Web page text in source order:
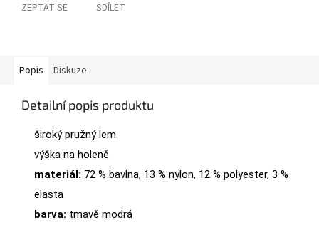
ZEPTAT SE SDÍLET
Popis Diskuze
Detailní popis produktu
široký pružný lem
výška na holeně
materiál: 72 % bavlna, 13 % nylon, 12 % polyester, 3 %
elasta
barva: tmavě modrá